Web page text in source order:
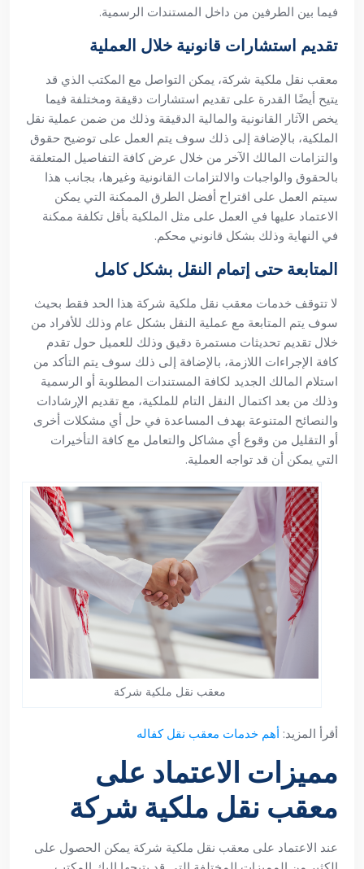
فيما بين الطرفين من داخل المستندات الرسمية.
تقديم استشارات قانونية خلال العملية
معقب نقل ملكية شركة، يمكن التواصل مع المكتب الذي قد
يتيح أيضًا القدرة على تقديم استشارات دقيقة ومختلفة فيما
يخص الآثار القانونية والمالية الدقيقة وذلك من ضمن عملية نقل
الملكية، بالإضافة إلى ذلك سوف يتم العمل على توضيح حقوق
والتزامات المالك الآخر من خلال عرض كافة التفاصيل المتعلقة
بالحقوق والواجبات والالتزامات القانونية وغيرها، بجانب هذا
سيتم العمل على اقتراح أفضل الطرق الممكنة التي يمكن
الاعتماد عليها في العمل على مثل الملكية بأقل تكلفة ممكنة
في النهاية وذلك بشكل قانوني محكم.
المتابعة حتى إتمام النقل بشكل كامل
لا تتوقف خدمات معقب نقل ملكية شركة هذا الحد فقط بحيث
سوف يتم المتابعة مع عملية النقل بشكل عام وذلك للأفراد من
خلال تقديم تحديثات مستمرة دقيق وذلك للعميل حول تقدم
كافة الإجراءات اللازمة، بالإضافة إلى ذلك سوف يتم التأكد من
استلام المالك الجديد لكافة المستندات المطلوبة أو الرسمية
وذلك من بعد اكتمال النقل التام للملكية، مع تقديم الإرشادات
والنصائح المتنوعة بهدف المساعدة في حل أي مشكلات أخرى
أو التقليل من وقوع أي مشاكل والتعامل مع كافة التأخيرات
التي يمكن أن قد تواجه العملية.
معقب نقل ملكية شركة
أقرأ المزيد: أهم خدمات معقب نقل كفاله
مميزات الاعتماد على
معقب نقل ملكية شركة
عند الاعتماد على معقب نقل ملكية شركة يمكن الحصول على